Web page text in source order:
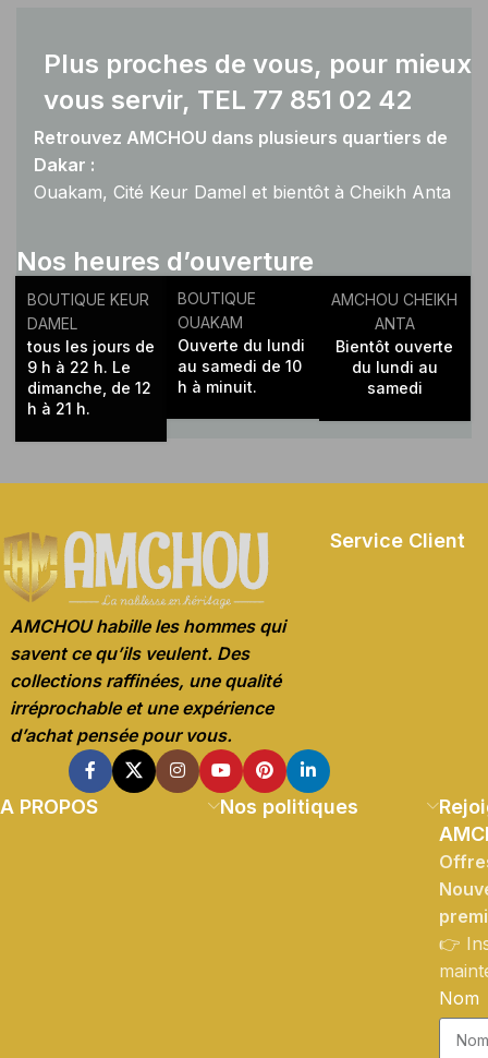
Plus proches de vous, pour mieux
vous servir, TEL 77 851 02 42
Retrouvez AMCHOU dans plusieurs quartiers de
Dakar :
Ouakam, Cité Keur Damel et bientôt à Cheikh Anta
Nos heures d’ouverture
BOUTIQUE KEUR
DAMEL
tous les jours de
9 h à 22 h. Le
dimanche, de 12
h à 21 h.
BOUTIQUE
OUAKAM
Ouverte du lundi
au samedi de 10
h à minuit.
AMCHOU CHEIKH
ANTA
Bientôt ouverte
du lundi au
samedi
AMCHOU habille les hommes qui
savent ce qu’ils veulent. Des
collections raffinées, une qualité
irréprochable et une expérience
d’achat pensée pour vous.
Service Client
A PROPOS Nos politiques
👉
Nom